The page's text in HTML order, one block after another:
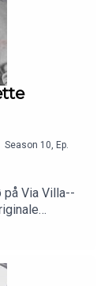
Riserva
Season 10 Ep.
Via Villa--
ned!